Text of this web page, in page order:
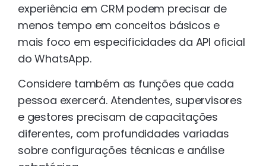
experiência em CRM podem precisar de
menos tempo em conceitos básicos e
mais foco em especificidades da API oficial
do WhatsApp.
Considere também as funções que cada
pessoa exercerá. Atendentes, supervisores
e gestores precisam de capacitações
diferentes, com profundidades variadas
sobre configurações técnicas e análise